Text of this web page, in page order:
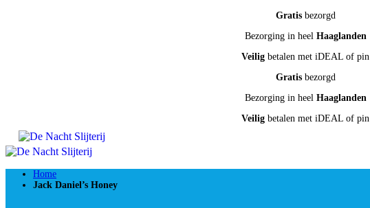
Gratisbezorgd
Bezorging in heel Haaglanden
Veilig betalen met iDEAL of pin
Gratisbezorgd
Bezorging in heel Haaglanden
Veilig betalen met iDEAL of pin
Home
Jack Daniel’s Honey